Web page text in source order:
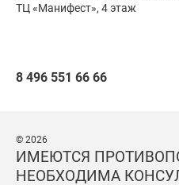
ТЦ «Манифест», 4 этаж
8 496 551 66 66
© 2026
ИМЕЮТСЯ
НЕОБХОДИМА